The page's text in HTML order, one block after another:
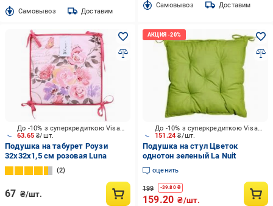
Cамовывоз Доставим
Cамовывоз Доставим
63.65₴/шт.
До -10% з суперкредиткою Visa Вигода
Подушка на табурет Роузи
32х32х1,5 см розовая Luna
2
67 ₴/шт.
151.24₴/шт.
До -10% з суперкредиткою Visa Вигода
Подушка на стул Цветок
однотон зеленый La Nuit
оценить
199 -39.80₴
159.20 ₴/шт.